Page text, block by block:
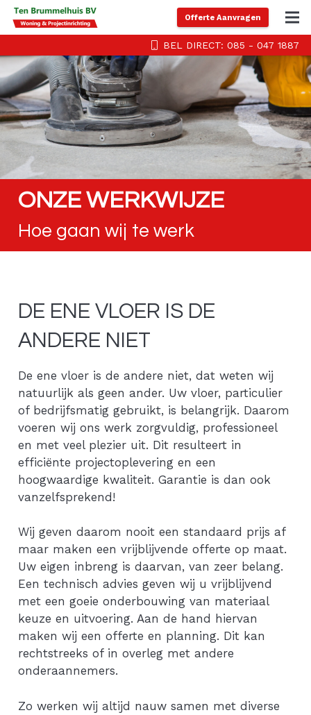
Offerte Aanvragen
BEL DIRECT: 085 - 047 1887
ONZE WERKWIJZE
Hoe gaan wij te werk
DE ENE VLOER IS DE
ANDERE NIET
De ene vloer is de andere niet, dat weten wij
natuurlijk als geen ander. Uw vloer, particulier
of bedrijfsmatig gebruikt, is belangrijk. Daarom
voeren wij ons werk zorgvuldig, professioneel
en met veel plezier uit. Dit resulteert in
efficiënte projectoplevering en een
hoogwaardige kwaliteit. Garantie is dan ook
vanzelfsprekend!
Wij geven daarom nooit een standaard prijs af
maar maken een vrijblijvende offerte op maat.
Uw eigen inbreng is daarvan, van zeer belang.
Een technisch advies geven wij u vrijblijvend
met een goeie onderbouwing van materiaal
keuze en uitvoering. Aan de hand hiervan
maken wij een offerte en planning. Dit kan
rechtstreeks of in overleg met andere
onderaannemers.
Zo werken wij altijd nauw samen met diverse